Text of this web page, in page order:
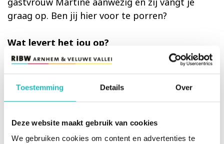
Toestemming Details Over
Deze website maakt gebruik van cookies
We gebruiken cookies om content en advertenties te
graag op. Ben jij hier voor te porren?
Wat levert het jou op?
Door jou komen onze cliënten meer onder de
mensen en krijgen ze nieuwe energie. Voor jou
betekent het een fijn contact in je eigen buurt,
Ook kan vrijwilligerswerk een prettige manier
zijn om zelf wat meer ritme op te bouwen of